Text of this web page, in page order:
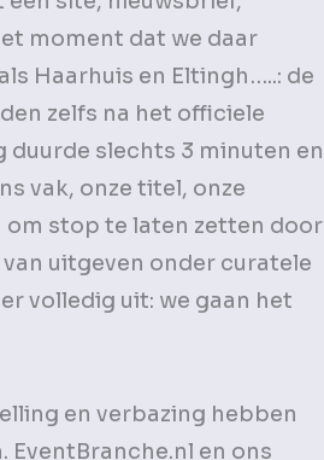
moment dat we daar
Haarhuis en Eltingh…..: de
zelfs na het officiele
slechts 3 minuten en
vak, onze titel, onze
om stop te laten zetten door
uitgeven onder curatele
volledig uit: we gaan het
en verbazing hebben
en ons